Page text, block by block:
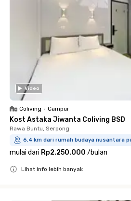
Video
Coliving • Campur
Kost Astaka Jiwanta Coliving BSD
Rawa Buntu, Serpong
6.4 km dari rumah budaya nusantara
mulai dari Rp2.250.000 /bulan
Lihat info lebih banyak